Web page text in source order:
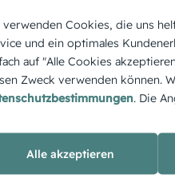
Woche
Pastell
verwenden Cookies, die uns
und ein optimales
auf "Alle Cookies
Zweck verwenden können.
. Die
Alle akzeptieren